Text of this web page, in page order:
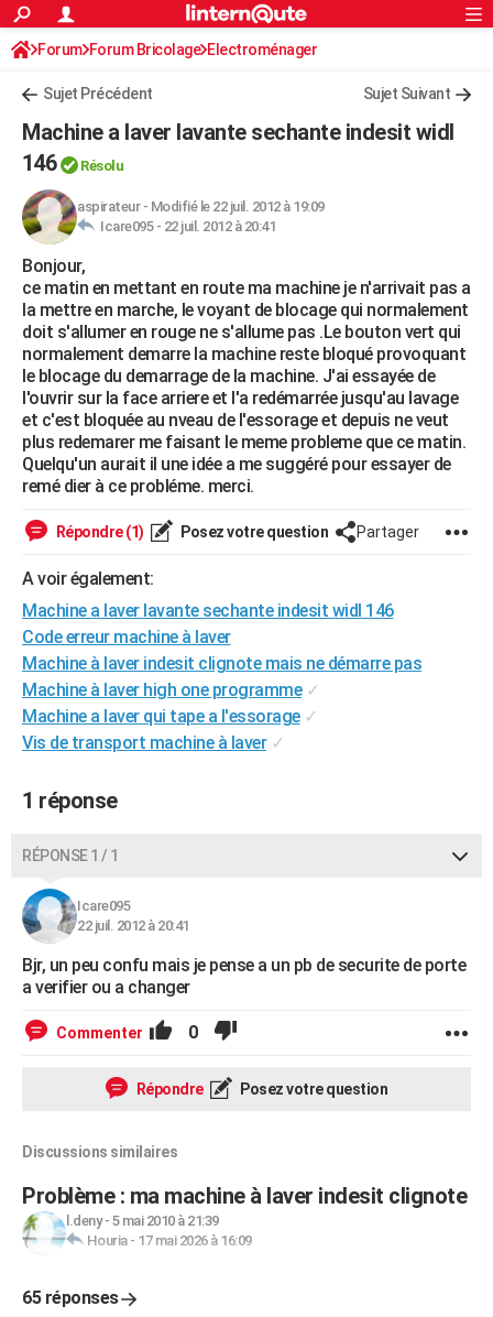
ACTUALITÉS
Politique
Société
Faits Divers
Education
Monde
Villes
+
Programme TV
TNTStreaming
Cinéma
Sorties cinéma
Musique
+FINANCE
Retraite
Impôts
Epargne
Immobilier
Risques naturels par ville
Banque
Assurance
Crédit
AUTO
Essais
Réserver un essai
Citadines
Berlines
SUV
Forum auto
HIGH-TECH
Mobiles
Meilleur smartphone
Internet
Ordinateurs
Jeux vidéo
Guide high-tech
+BRICOLAGE
Forum
Aménagement intérieur
Extérieur
Cuisine
Salle de bains
Jardinage
Rangement
WEEK-END
Guides de France
Escapades
Patrimoine
Expositions
Musées
Week-end nature
+LIFESTYLE
Art de vivre
Bien-être
Loisirs
Mode
Modes de vie
SANTE
Alimentation
Guide de la santé
Maladies
Médicaments
Sommeil
VOYAGE
PHOTO
BONS PLANS
CARTE DE VOEUX
Carte de Noël
Carte Bonne année
Carte Saint-Valentin
Carte Pâques
Carte d'anniversaire
DICTIONNAIRE
Dictionnaire
Biographies
Citations
Expressions
Proverbes
PROGRAMME TV
Bricolage
Lifestyle
Culture
Sport
Auto
Television
Voyage
Cinema
S'inscrire
Connexion
Forum Forum Bricolage Electroménager
Sujet Précédent Sujet Suivant
Machine a laver lavante sechante indesit widl
146
Résolu
aspirateur- Modifié le 22 juil. 2012 à 19:09
Icare095 - 22 juil. 2012 à 20:41
Bonjour,
ce matin en mettant en route ma machine je n'arrivait pas a
la mettre en marche, le voyant de blocage qui normalement
doit s'allumer en rouge ne s'allume pas .Le bouton vert qui
normalement demarre la machine reste bloqué provoquant
le blocage du demarrage de la machine. J'ai essayée de
l'ouvrir sur la face arriere et l'a redémarrée jusqu'au lavage
et c'est bloquée au nveau de l'essorage et depuis ne veut
plus redemarer me faisant le meme probleme que ce matin.
Quelqu'un aurait il une idée a me suggéré pour essayer de
remé dier à ce probléme. merci.
Répondre (1) Posez votre question Partager
A voir également:
Machine a laver lavante sechante indesit widl 146
Code erreur machine à laver
Machine à laver indesit clignote mais ne démarre pas
Machine à laver high one programme ✓
Machine a laver qui tape a l'essorage ✓
Vis de transport machine à laver ✓
1 réponse
RÉPONSE 1 / 1
Icare095
22 juil. 2012 à 20:41
Bjr, un peu confu mais je pense a un pb de securite de porte
a verifier ou a changer
Commenter 0
Répondre Posez votre question
Discussions similaires
Problème : ma machine à laver indesit clignote
l.deny- 5 mai 2010 à 21:39
Houria- 17 mai 2026 à 16:09
65 réponses